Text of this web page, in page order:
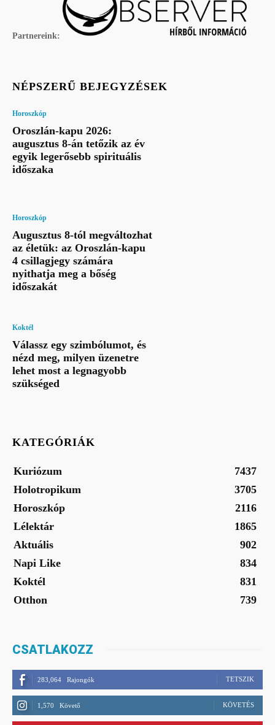
Partnereink:
NÉPSZERŰ BEJEGYZÉSEK
Horoszkóp
Oroszlán-kapu 2026:
augusztus 8-án tetőzik az év
egyik legerősebb spirituális
időszaka
Horoszkóp
Augusztus 8-tól megváltozhat
az életük: az Oroszlán-kapu
4 csillagjegy számára
nyithatja meg a bőség
időszakát
Koktél
Válassz egy szimbólumot, és
nézd meg, milyen üzenetre
lehet most a legnagyobb
szükséged
KATEGÓRIÁK
Kuriózum
7437
Holotropikum
3705
Horoszkóp
2116
Lélektár
1865
Aktuális
902
Napi Like
834
Koktél
831
Otthon
739
CSATLAKOZZ
283,064 Rajongók TETSZIK
1,570 Követő KÖVETÉS